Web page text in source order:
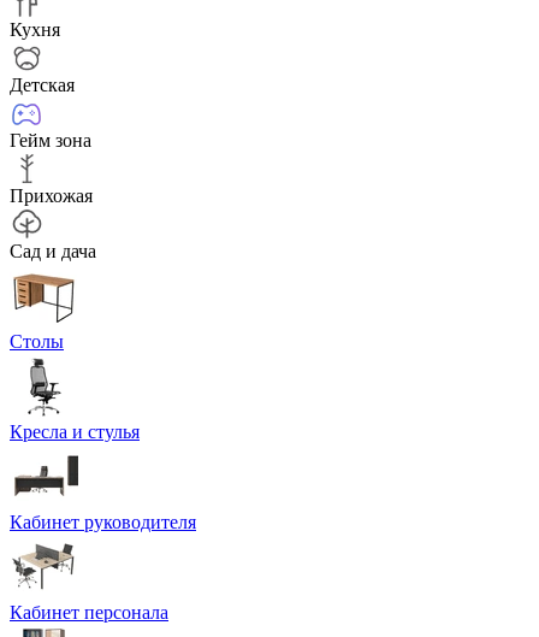
Кухня
Детская
Гейм зона
Прихожая
Сад и дача
Столы
Кресла и стулья
Кабинет руководителя
Кабинет персонала